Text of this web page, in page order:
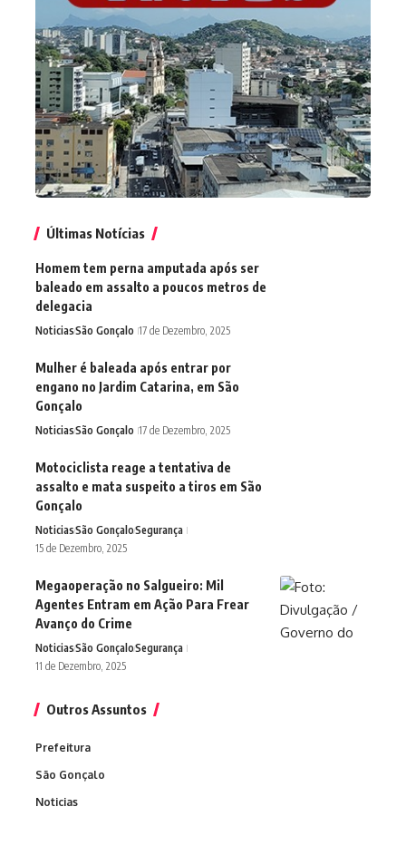
Últimas Notícias
Homem tem perna amputada após ser
baleado em assalto a poucos metros de
delegacia
NoticiasSão Gonçalo 17 de Dezembro, 2025
Mulher é baleada após entrar por
engano no Jardim Catarina, em São
Gonçalo
NoticiasSão Gonçalo 17 de Dezembro, 2025
Motociclista reage a tentativa de
assalto e mata suspeito a tiros em São
Gonçalo
NoticiasSão GonçaloSegurança
15 de Dezembro, 2025
Megaoperação no Salgueiro: Mil
Agentes Entram em Ação Para Frear
Avanço do Crime
NoticiasSão GonçaloSegurança
11 de Dezembro, 2025
Outros Assuntos
Prefeitura
São Gonçalo
Noticias